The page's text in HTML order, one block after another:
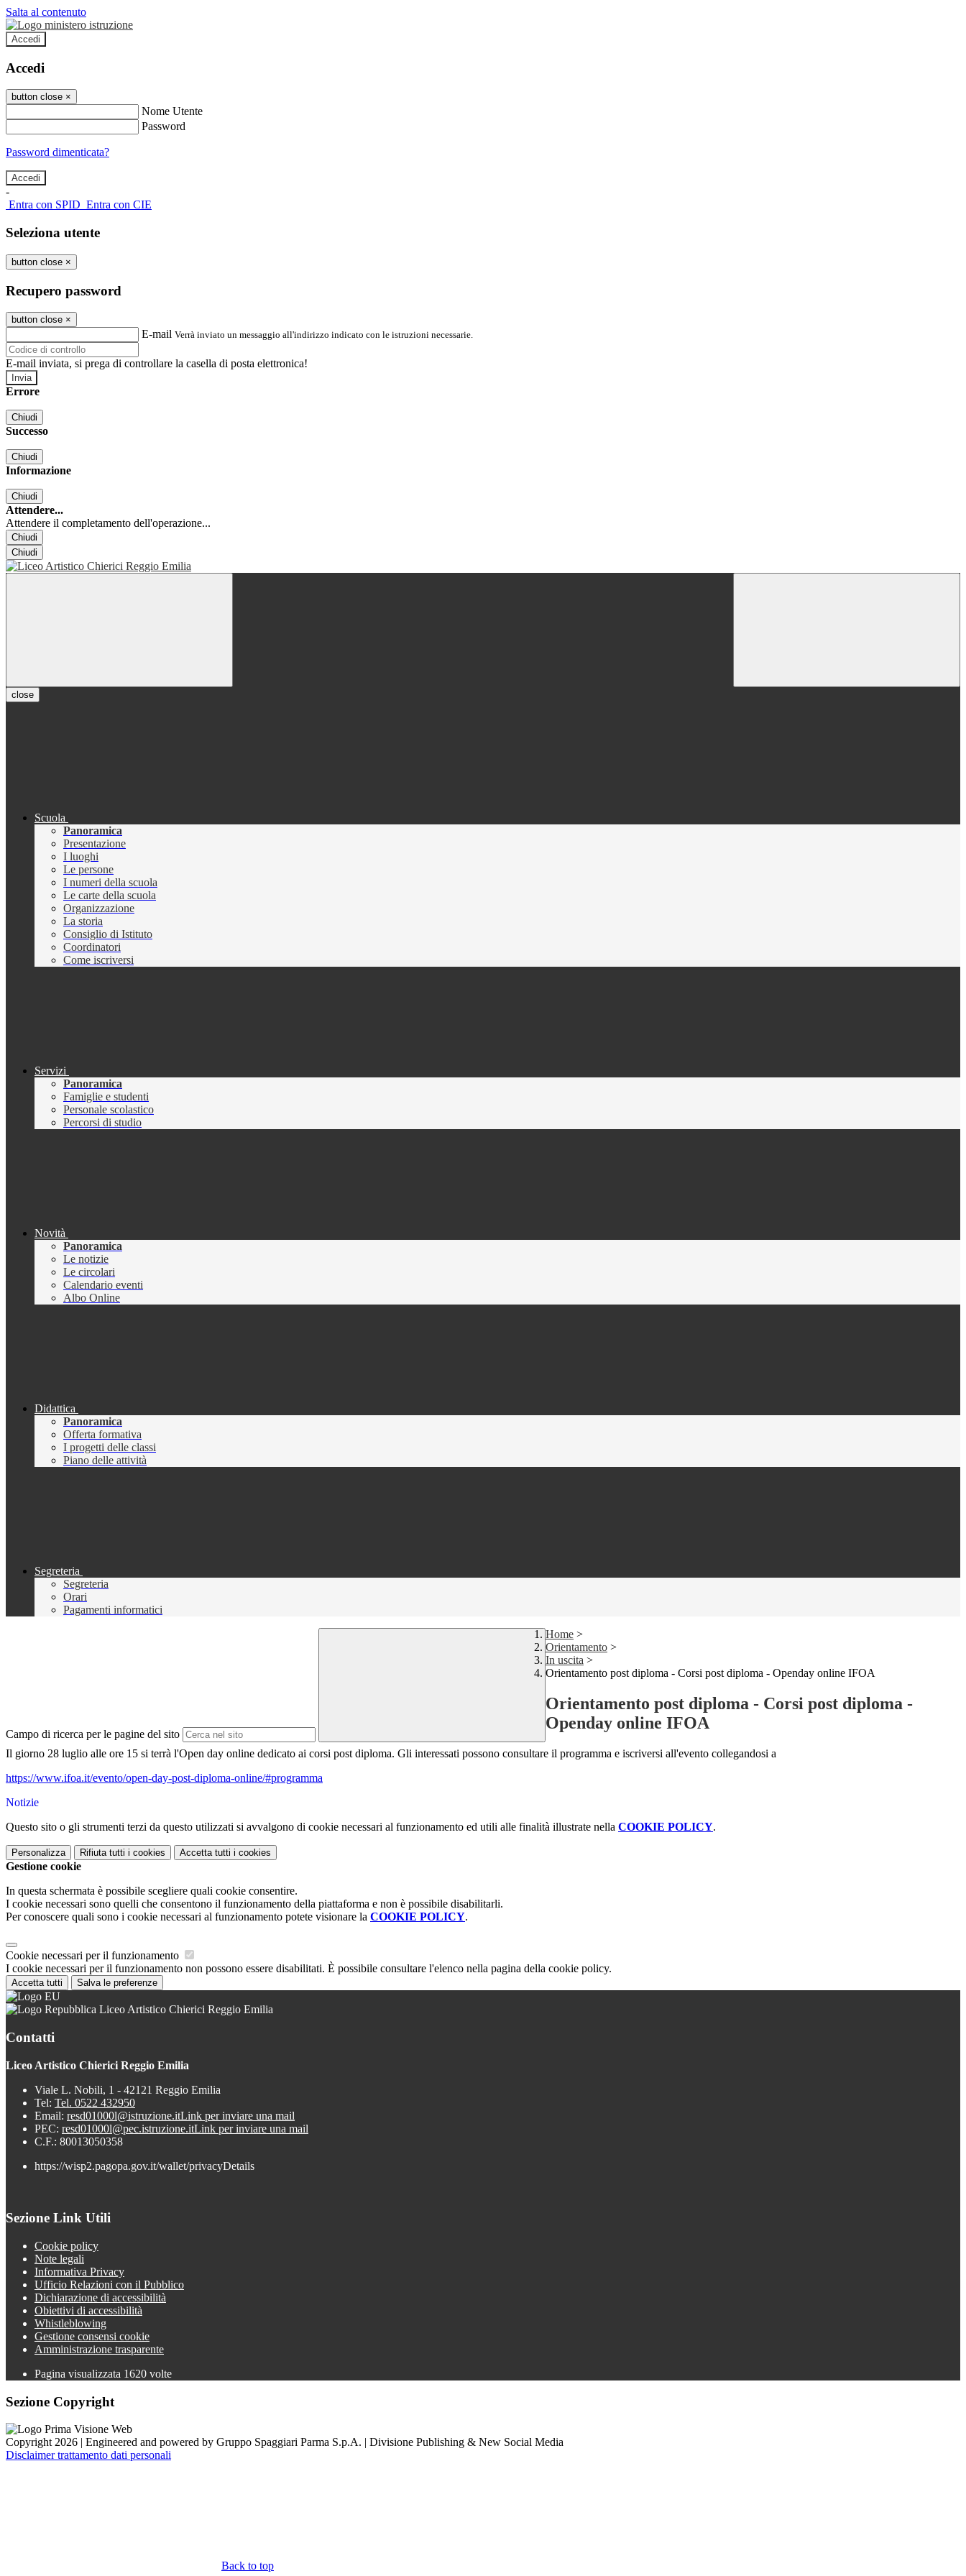
Salta al contenuto
Accedi
Accedi
button close ×
Nome Utente
Password
Password dimenticata?
-
Entra con SPID Entra con CIE
Seleziona utente
button close ×
Recupero password
button close ×
E-mail Verrà inviato un messaggio all'indirizzo indicato con le istruzioni necessarie.
E-mail inviata, si prega di controllare la casella di posta elettronica!
Errore
Chiudi
Successo
Chiudi
Informazione
Chiudi
Attendere...
Attendere il completamento dell'operazione...
Chiudi
Chiudi
close
Scuola
Panoramica
Presentazione
I luoghi
Le persone
I numeri della scuola
Le carte della scuola
Organizzazione
La storia
Consiglio di Istituto
Coordinatori
Come iscriversi
Servizi
Panoramica
Famiglie e studenti
Personale scolastico
Percorsi di studio
Novità
Panoramica
Le notizie
Le circolari
Calendario eventi
Albo Online
Didattica
Panoramica
Offerta formativa
I progetti delle classi
Piano delle attività
Segreteria
Segreteria
Orari
Pagamenti informatici
Campo di ricerca per le pagine del sito
Home >
Orientamento >
In uscita >
Orientamento post diploma - Corsi post diploma - Openday online IFOA
Orientamento post diploma - Corsi post diploma -
Openday online IFOA
Il giorno 28 luglio alle ore 15 si terrà l'Open day online dedicato ai corsi post diploma. Gli interessati possono consultare il programma e iscriversi all'evento collegandosi a
https://www.ifoa.it/evento/open-day-post-diploma-online/#programma
Notizie
Questo sito o gli strumenti terzi da questo utilizzati si avvalgono di cookie necessari al funzionamento ed utili alle finalità illustrate nella COOKIE POLICY.
Personalizza Rifiuta tutti i cookies Accetta tutti i cookies
Gestione cookie
In questa schermata è possibile scegliere quali cookie consentire.
I cookie necessari sono quelli che consentono il funzionamento della piattaforma e non è possibile disabilitarli.
Per conoscere quali sono i cookie necessari al funzionamento potete visionare la COOKIE POLICY.
Cookie necessari per il funzionamento
I cookie necessari per il funzionamento non possono essere disabilitati. È possibile consultare l'elenco nella pagina della cookie policy.
Accetta tutti Salva le preferenze
Liceo Artistico Chierici Reggio Emilia
Contatti
Liceo Artistico Chierici Reggio Emilia
Viale L. Nobili, 1 - 42121 Reggio Emilia
Tel: Tel. 0522 432950
Email: resd01000l@istruzione.itLink per inviare una mail
PEC: resd01000l@pec.istruzione.itLink per inviare una mail
C.F.: 80013050358
https://wisp2.pagopa.gov.it/wallet/privacyDetails
Sezione Link Utili
Cookie policy
Note legali
Informativa Privacy
Ufficio Relazioni con il Pubblico
Dichiarazione di accessibilità
Obiettivi di accessibilità
Whistleblowing
Gestione consensi cookie
Amministrazione trasparente
Pagina visualizzata 1620 volte
Sezione Copyright
Copyright 2026 | Engineered and powered by Gruppo Spaggiari Parma S.p.A. | Divisione Publishing & New Social Media
Disclaimer trattamento dati personali
Back to top